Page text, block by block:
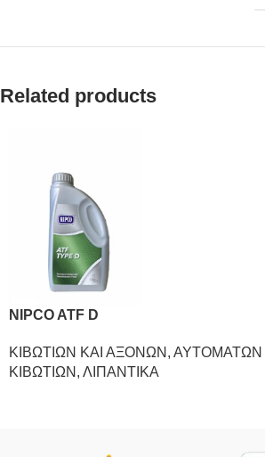
Related products
NIPCO ATF D
ΚΙΒΩΤΙΩΝ ΚΑΙ ΑΞΟΝΩΝ , ΑΥΤΟΜΑΤΩΝ
ΚΙΒΩΤΙΩΝ , ΛΙΠΑΝΤΙΚΑ